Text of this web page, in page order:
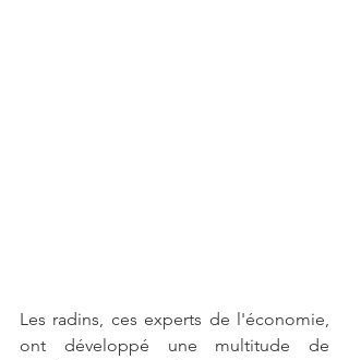
Les radins, ces experts de l'économie,
ont développé une multitude de